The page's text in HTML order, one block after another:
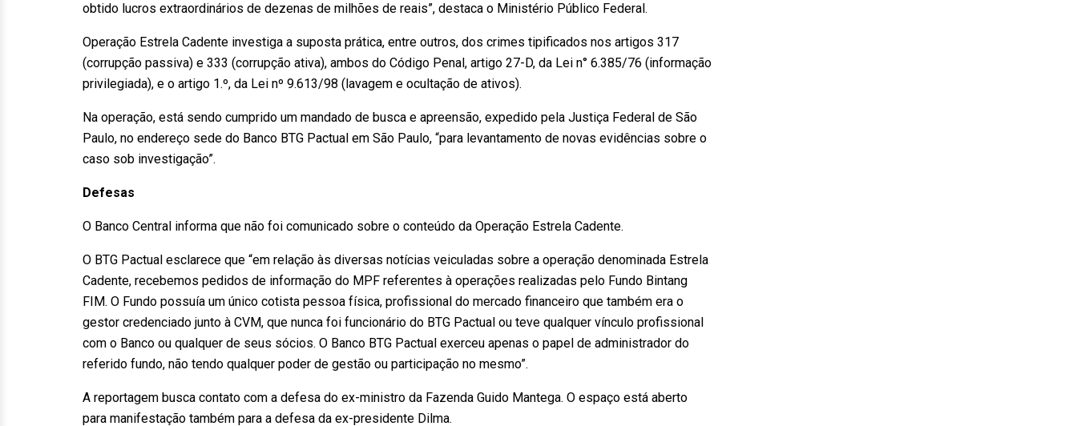
obtido lucros extraordinários de dezenas de milhões de reais”, destaca o Ministério Público Federal.
Operação Estrela Cadente investiga a suposta prática, entre outros, dos crimes tipificados nos artigos 317
(corrupção passiva) e 333 (corrupção ativa), ambos do Código Penal, artigo 27-D, da Lei n° 6.385/76 (informação
privilegiada), e o artigo 1.º, da Lei nº 9.613/98 (lavagem e ocultação de ativos).
Na operação, está sendo cumprido um mandado de busca e apreensão, expedido pela Justiça Federal de São
Paulo, no endereço sede do Banco BTG Pactual em São Paulo, “para levantamento de novas evidências sobre o
caso sob investigação”.
Defesas
O Banco Central informa que não foi comunicado sobre o conteúdo da Operação Estrela Cadente.
O BTG Pactual esclarece que “em relação às diversas notícias veiculadas sobre a operação denominada Estrela
Cadente, recebemos pedidos de informação do MPF referentes à operações realizadas pelo Fundo Bintang
FIM. O Fundo possuía um único cotista pessoa física, profissional do mercado financeiro que também era o
gestor credenciado junto à CVM, que nunca foi funcionário do BTG Pactual ou teve qualquer vínculo profissional
com o Banco ou qualquer de seus sócios. O Banco BTG Pactual exerceu apenas o papel de administrador do
referido fundo, não tendo qualquer poder de gestão ou participação no mesmo”.
A reportagem busca contato com a defesa do ex-ministro da Fazenda Guido Mantega. O espaço está aberto
para manifestação também para a defesa da ex-presidente Dilma.